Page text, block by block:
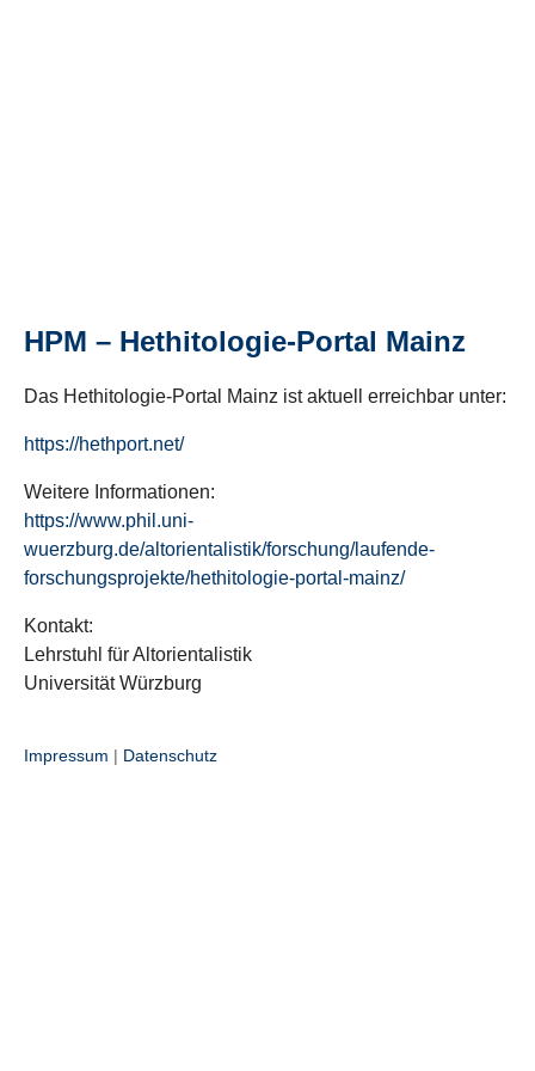
HPM – Hethitologie-Portal Mainz
Das Hethitologie-Portal Mainz ist aktuell erreichbar unter:
https://hethport.net/
Weitere Informationen:
https://www.phil.uni-
wuerzburg.de/altorientalistik/forschung/laufende-
forschungsprojekte/hethitologie-portal-mainz/
Kontakt:
Lehrstuhl für Altorientalistik
Universität Würzburg
Impressum | Datenschutz